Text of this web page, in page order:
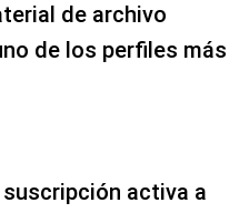
de archivo
de los perfiles más
suscripción activa a